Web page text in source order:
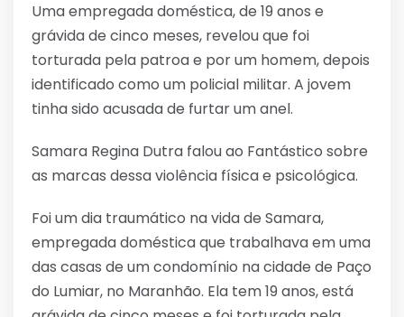
Uma empregada doméstica, de 19 anos e
grávida de cinco meses, revelou que foi
torturada pela patroa e por um homem, depois
identificado como um policial militar. A jovem
tinha sido acusada de furtar um anel.
Samara Regina Dutra falou ao Fantástico sobre
as marcas dessa violência física e psicológica.
Foi um dia traumático na vida de Samara,
empregada doméstica que trabalhava em uma
das casas de um condomínio na cidade de Paço
do Lumiar, no Maranhão. Ela tem 19 anos, está